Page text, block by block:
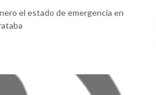
el estado de emergencia en